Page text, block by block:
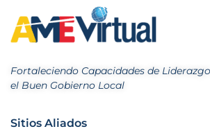
Fortaleciendo Capacidades de
el Buen Gobierno Local
Sitios Aliados